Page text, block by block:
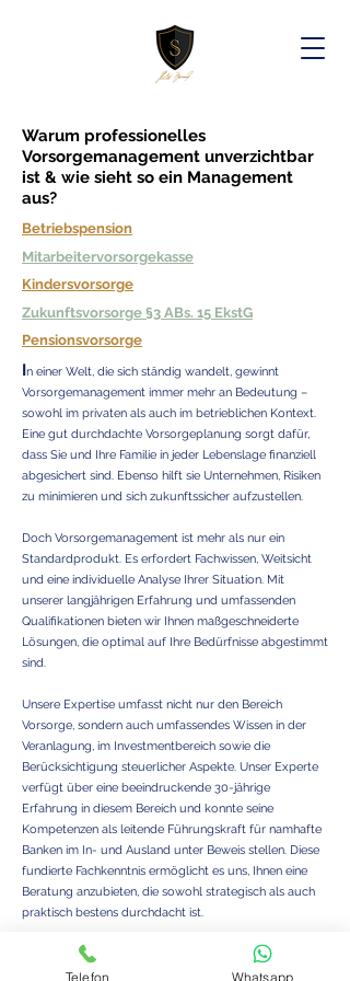
Warum professionelles
Vorsorgemanagement unverzichtbar
ist & wie sieht so ein Management
aus?
Betriebspension
Mitarbeitervorsorgekasse
Kindersvorsorge
Zukunftsvorsorge §3 ABs. 15 EkstG
Pensionsvorsorge
In einer Welt, die sich ständig wandelt, gewinnt
Vorsorgemanagement immer mehr an Bedeutung –
sowohl im privaten als auch im betrieblichen Kontext.
Eine gut durchdachte Vorsorgeplanung sorgt dafür,
dass Sie und Ihre Familie in jeder Lebenslage finanziell
abgesichert sind. Ebenso hilft sie Unternehmen, Risiken
zu minimieren und sich zukunftssicher aufzustellen.
Doch Vorsorgemanagement ist mehr als nur ein
Standardprodukt. Es erfordert Fachwissen, Weitsicht
und eine individuelle Analyse Ihrer Situation. Mit
unserer langjährigen Erfahrung und umfassenden
Qualifikationen bieten wir Ihnen maßgeschneiderte
Lösungen, die optimal auf Ihre Bedürfnisse abgestimmt
sind.
Unsere Expertise umfasst nicht nur den Bereich
Vorsorge, sondern auch umfassendes Wissen in der
Veranlagung, im Investmentbereich sowie die
Berücksichtigung steuerlicher Aspekte. Unser Experte
verfügt über eine beeindruckende 30-jährige
Erfahrung in diesem Bereich und konnte seine
Kompetenzen als leitende Führungskraft für namhafte
Banken im In- und Ausland unter Beweis stellen. Diese
fundierte Fachkenntnis ermöglicht es uns, Ihnen eine
Beratung anzubieten, die sowohl strategisch als auch
praktisch bestens durchdacht ist.
Warum sollten Sie uns vertrauen? Weil wir den Markt
im Blick haben, die relevanten Faktoren bewerten und
Telefon Whatsapp